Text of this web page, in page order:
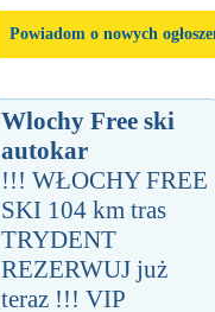
Powiadom o nowych
Wlochy Free ski
autokar
!!! WŁOCHY FREE
SKI 104 km tras
TRYDENT
REZERWUJ już
teraz !!! VIP